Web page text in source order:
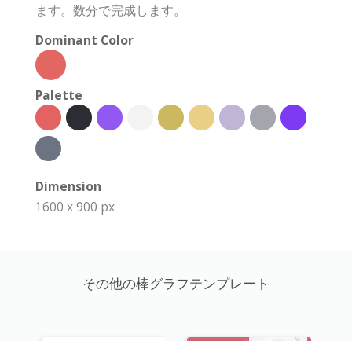
ます。数分で完成します。
Dominant Color
Palette
Dimension
1600 x 900 px
その他の棒グラフテンプレート